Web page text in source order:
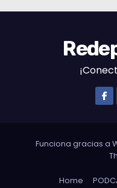
Funciona gracias a
Home